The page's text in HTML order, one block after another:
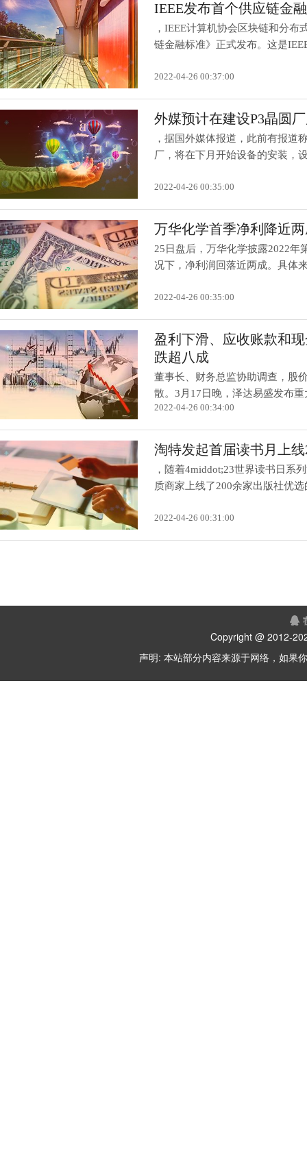
IEEE发布首个供应链金
，IEEE计算机协会区块链和分
链金融标准》正式发布。这是
2022-04-26 00:37:00
外媒预计在建设P3晶圆
，据国外媒体报道，此前有报道
厂，将在下月开始设备的安装，
2022-04-26 00:35:00
万华化学首季净利降近
25日盘后，万华化学披露2022年
况下，净利润回落近两成。具体
2022-04-26 00:35:00
盈利下滑、应收账款和
跌超八成
董事长、财务总监协助调查，股
散。3月17日晚，泽达易盛发布
2022-04-26 00:34:00
淘特发起首届读书月上
，随着4middot;23世界读书日系
质商家上线了200余家出版社优选
2022-04-26 00:31:00
Copyright @ 2012-
声明: 本站部分内容来源于网络，如果